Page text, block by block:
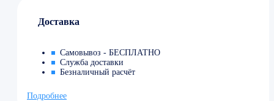
Доставка
Самовывоз - БЕСПЛАТНО
Служба доставки
Безналичный расчёт
Подробнее